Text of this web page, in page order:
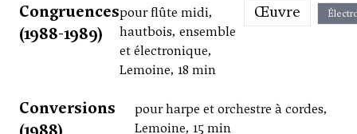
Congruences
(1988-1989)
pour flûte midi,
hautbois, ensemble
et électronique,
Lemoine, 18 min
Œuvre
Conversions
pour harpe et orchestre à cordes,
Lemoine, 15 min